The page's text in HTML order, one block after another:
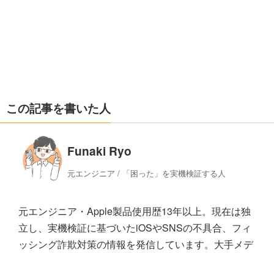
この記事を書いた人
Funaki Ryo
元エンジニア / 「困った」を実機検証する人
元エンジニア・Apple製品使用歴13年以上。現在は独
立し、実機検証に基づいたiOSやSNSの不具合、フィ
ッシング詐欺対策の情報を発信しています。大手メデ